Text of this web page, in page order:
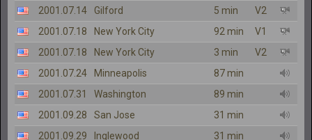
2001.07.14
Gilford 5 min
V2
2001.07.18
New York City 92 min
V1
2001.07.18
New York City 3 min
V2
2001.07.24
Minneapolis
87 min
2001.07.31
Washington
89 min
2001.09.28
San Jose
31 min
2001.09.29
Inglewood
31 min